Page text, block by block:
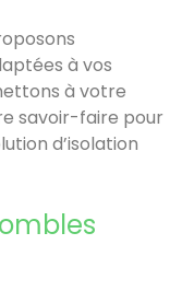
à vos
à votre
savoir-faire pour
d’isolation